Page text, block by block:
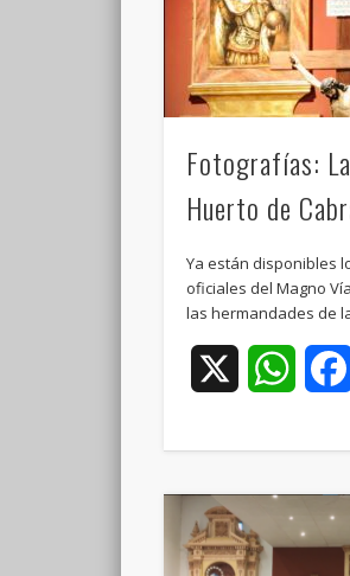
Fotografías:
Huerto de
Ya están disponibles
oficiales del Magno
las hermandades de